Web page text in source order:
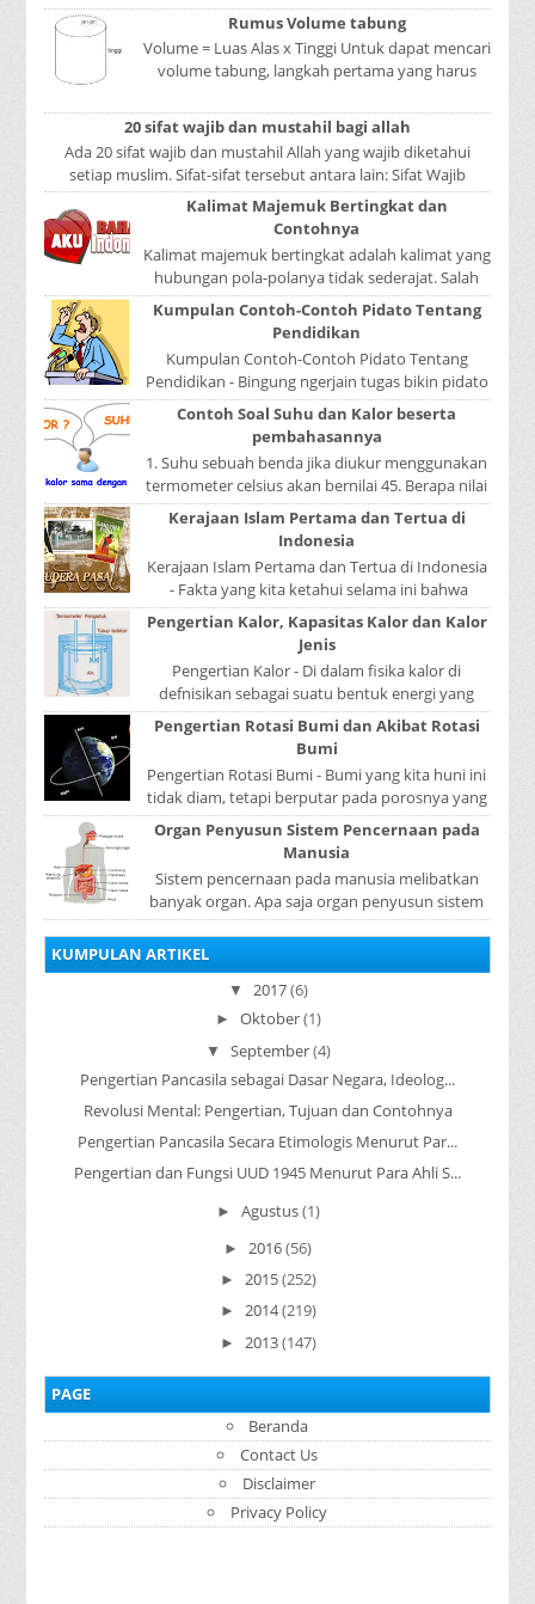
mer...
Rumus Volume tabung
Volume = Luas Alas x Tinggi Untuk dapat mencari
volume tabung, langkah pertama yang harus
tabun...
20 sifat wajib dan mustahil bagi allah
Ada 20 sifat wajib dan mustahil Allah yang wajib diketahui
setiap muslim. Sifat-sifat tersebut antara lain: Sifat Wajib
Tulisan A...
Kalimat Majemuk Bertingkat dan
Contohnya
Kalimat majemuk bertingkat adalah kalimat yang
hubungan pola-polanya tidak sederajat. Salah
satu pola menduduki sebagai induk kalimat, se...
Kumpulan Contoh-Contoh Pidato Tentang
Pendidikan
Kumpulan Contoh-Contoh Pidato Tentang
Pendidikan - Bingung ngerjain tugas bikin pidato
sekolah? Atau sedang nyari kumpulan contoh-
contoh ...
Contoh Soal Suhu dan Kalor beserta
pembahasannya
1. Suhu sebuah benda jika diukur menggunakan
termometer celsius akan bernilai 45. Berapa nilai
yang ditunjukkan oleh termometer Reamur, ...
Kerajaan Islam Pertama dan Tertua di
Indonesia
Kerajaan Islam Pertama dan Tertua di Indonesia
- Fakta yang kita ketahui selama ini bahwa
kerajaan Samudera Pasai merupakan kerajaan ...
Pengertian Kalor, Kapasitas Kalor dan Kalor
Jenis
Pengertian Kalor - Di dalam fisika kalor di
defnisikan sebagai suatu bentuk energi yang
dapat berpindah atau mengalir dari benda yang
...
Pengertian Rotasi Bumi dan Akibat Rotasi
Bumi
Pengertian Rotasi Bumi - Bumi yang kita huni ini
tidak diam, tetapi berputar pada porosnya yang
disebut rotasi bumi. Waktu yang diperlukan...
Organ Penyusun Sistem Pencernaan pada
Manusia
Sistem pencernaan pada manusia melibatkan
banyak organ. Apa saja organ penyusun sistem
pencernaan pada manusia ? Organ penyusun
KUMPULAN ARTIKEL
▼ 2017(6)
► Oktober(1)
▼ September(4)
Pengertian Pancasila sebagai Dasar Negara, Ideolog...
Revolusi Mental: Pengertian, Tujuan dan Contohnya
Pengertian Pancasila Secara Etimologis Menurut Par...
Pengertian dan Fungsi UUD 1945 Menurut Para Ahli S...
► Agustus(1)
► 2016(56)
► 2015(252)
► 2014(219)
► 2013(147)
PAGE
Beranda
Contact Us
Disclaimer
Privacy Policy